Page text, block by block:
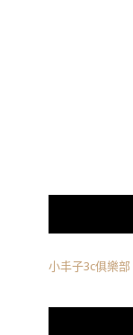
小丰子3c俱樂部